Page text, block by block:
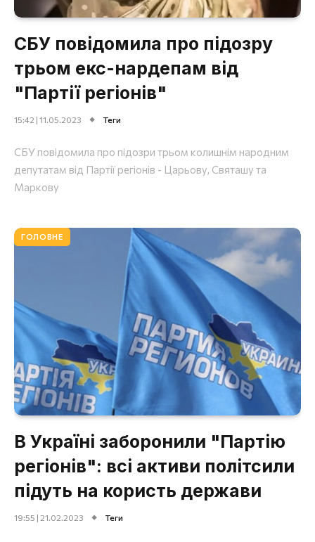
СБУ повідомила про підозру
трьом екс-нардепам від
"Партії регіонів"
15:42 | 11.05.2023 Теги
СБУ повідомила про підозри трьом колишнім народним
депутатам від Партії регіонів - Царьову, Святашу та
Маркову
ГОЛОВНЕ
В Україні заборонили "Партію
регіонів": всі активи політсили
підуть на користь держави
19:55 | 21.02.2023 Теги